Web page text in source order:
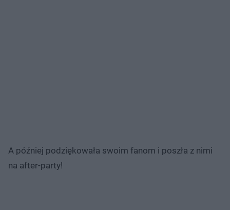
A później podziękowała swoim fanom i poszła z nimi
na after-party!